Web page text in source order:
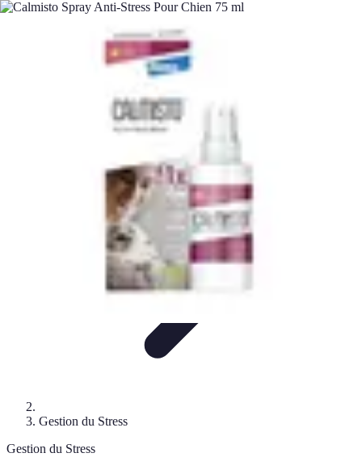
Retour en Classe
Rentrée Scolaire
Activités et Ressources
Gestion du Stress
Gestion du Stress